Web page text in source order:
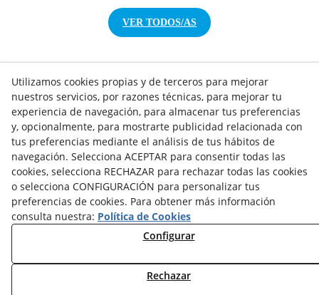
VER TODOS/AS
NOTICIAS AEROTERMIA
NOTICIAS FOTOVOLTAICA
NOTICIAS CLIMATIZACIÓN
NOTICIAS CALEFACCIÓN
NOTICIAS BIOMASA
NOTICIAS VENTILACIÓN
NOTICIAS ACS
TARIFAS FABRICANTES
NOVEDADES
Utilizamos cookies propias y de terceros para mejorar
nuestros servicios, por razones técnicas, para mejorar tu
experiencia de navegación, para almacenar tus preferencias
y, opcionalmente, para mostrarte publicidad relacionada con
tus preferencias mediante el análisis de tus hábitos de
navegación. Selecciona ACEPTAR para consentir todas las
cookies, selecciona RECHAZAR para rechazar todas las cookies
o selecciona CONFIGURACIÓN para personalizar tus
preferencias de cookies. Para obtener más información
consulta nuestra: Política de Cookies
Configurar
Rechazar